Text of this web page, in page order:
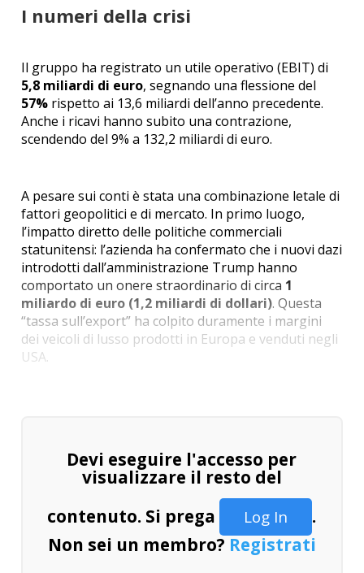
I numeri della crisi
Il gruppo ha registrato un utile operativo (EBIT) di
5,8 miliardi di euro, segnando una flessione del
57% rispetto ai 13,6 miliardi dell’anno precedente.
Anche i ricavi hanno subito una contrazione,
scendendo del 9% a 132,2 miliardi di euro.
A pesare sui conti è stata una combinazione letale di
fattori geopolitici e di mercato. In primo luogo,
l’impatto diretto delle politiche commerciali
statunitensi: l’azienda ha confermato che i nuovi dazi
introdotti dall’amministrazione Trump hanno
comportato un onere straordinario di circa 1
miliardo di euro (1,2 miliardi di dollari). Questa
“tassa sull’export” ha colpito duramente i margini
dei veicoli di lusso prodotti in Europa e venduti negli
USA.
Devi eseguire l'accesso per
visualizzare il resto del
contenuto. Si prega
Log In
.
Non sei un membro? Registrati